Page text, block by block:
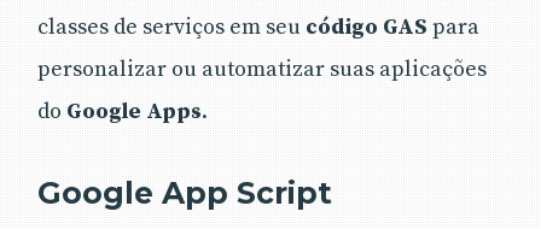
classes de serviços em seu código GAS para
personalizar ou automatizar suas aplicações
do Google Apps.
Google App Script